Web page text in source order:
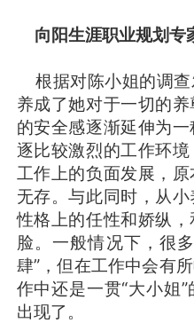
向阳生涯职业规划专
根据对陈小姐的调查
养成了她对于一切的
的安全感逐渐延伸为
逐比较激烈的工作环
工作上的负面发展，
无存。与此同时，从
性格上的任性和娇纵
脸。一般情况下，很
肆”，但在工作中会有
作中还是一贯“大小姐
出现了。